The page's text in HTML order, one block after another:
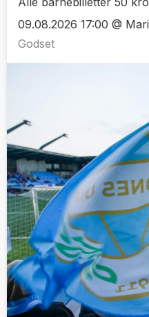
09.08.2026 17:00 @
Godset